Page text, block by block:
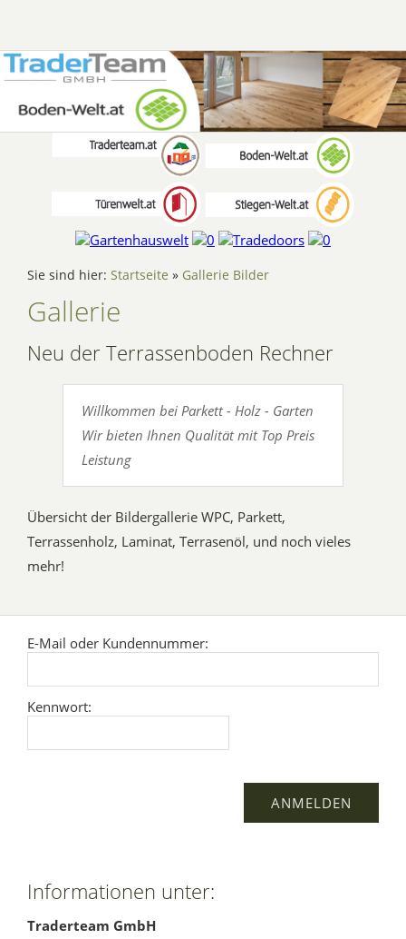
Sie sind hier: Startseite » Gallerie Bilder
Gallerie
Neu der Terrassenboden Rechner
Willkommen bei Parkett - Holz - Garten
Wir bieten Ihnen Qualität mit Top Preis
Leistung
Übersicht der Bildergallerie WPC, Parkett,
Terrassenholz, Laminat, Terrasenöl, und noch vieles
mehr!
E-Mail oder Kundennummer:
Kennwort:
Informationen unter:
Traderteam GmbH